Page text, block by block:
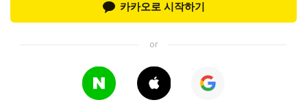
카카오로 시작하기
or